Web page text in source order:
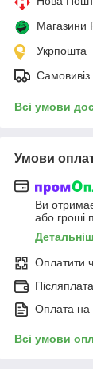
Магазини
Укрпошта
Самовивіз
Всі умови
Умови
Ви
або гроші
Оплатити
Післяплата
Оплата на
Всі умови